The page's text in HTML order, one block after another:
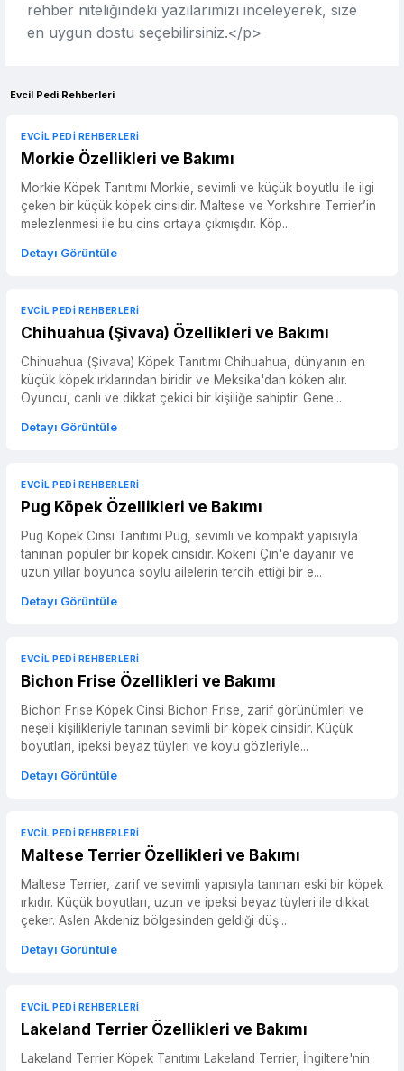
rehber niteliğindeki yazılarımızı inceleyerek, size
en uygun dostu seçebilirsiniz.</p>
Evcil Pedi Rehberleri
EVCIL PEDI REHBERLERI
Morkie Özellikleri ve Bakımı
Morkie Köpek Tanıtımı Morkie, sevimli ve küçük boyutlu ile ilgi
çeken bir küçük köpek cinsidir. Maltese ve Yorkshire Terrier’in
melezlenmesi ile bu cins ortaya çıkmışdır. Köp...
Detayı Görüntüle
EVCIL PEDI REHBERLERI
Chihuahua (Şivava) Özellikleri ve Bakımı
Chihuahua (Şivava) Köpek Tanıtımı Chihuahua, dünyanın en
küçük köpek ırklarından biridir ve Meksika'dan köken alır.
Oyuncu, canlı ve dikkat çekici bir kişiliğe sahiptir. Gene...
Detayı Görüntüle
EVCIL PEDI REHBERLERI
Pug Köpek Özellikleri ve Bakımı
Pug Köpek Cinsi Tanıtımı Pug, sevimli ve kompakt yapısıyla
tanınan popüler bir köpek cinsidir. Kökeni Çin'e dayanır ve
uzun yıllar boyunca soylu ailelerin tercih ettiği bir e...
Detayı Görüntüle
EVCIL PEDI REHBERLERI
Bichon Frise Özellikleri ve Bakımı
Bichon Frise Köpek Cinsi Bichon Frise, zarif görünümleri ve
neşeli kişilikleriyle tanınan sevimli bir köpek cinsidir. Küçük
boyutları, ipeksi beyaz tüyleri ve koyu gözleriyle...
Detayı Görüntüle
EVCIL PEDI REHBERLERI
Maltese Terrier Özellikleri ve Bakımı
Maltese Terrier, zarif ve sevimli yapısıyla tanınan eski bir köpek
ırkıdır. Küçük boyutları, uzun ve ipeksi beyaz tüyleri ile dikkat
çeker. Aslen Akdeniz bölgesinden geldiği düş...
Detayı Görüntüle
EVCIL PEDI REHBERLERI
Lakeland Terrier Özellikleri ve Bakımı
Lakeland Terrier Köpek Tanıtımı Lakeland Terrier, İngiltere'nin